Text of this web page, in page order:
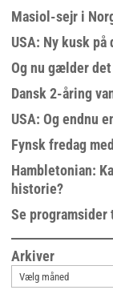
Masiol-sejr i
USA: Ny kusk på
Og nu gælder
Dansk 2-åring
USA: Og endnu
Fynsk fredag
Hambletonian:
historie?
Se
Arkiver